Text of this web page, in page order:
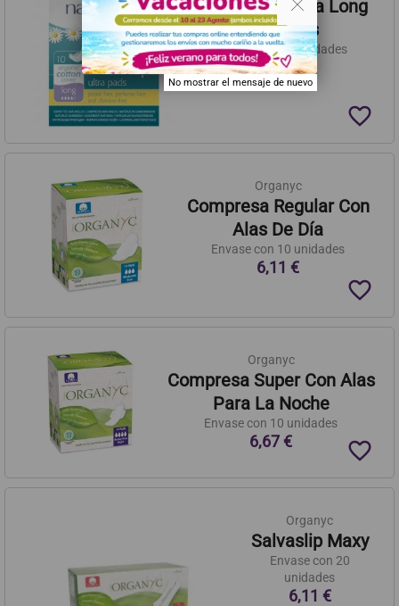
Compresa Ultra Long
Con Alas
Envase de 10 unidades
4,97 €
favorite_border
Organyc
Compresa Regular Con
Alas De Día
Envase con 10 unidades
6,11 €
favorite_border
Organyc
Compresa Super Con Alas
Para La Noche
Envase con 10 unidades
6,67 € favorite_border
Organyc
Salvaslip Maxy
Envase con 20
unidades
6,11 €
No mostrar el mensaje de nuevo